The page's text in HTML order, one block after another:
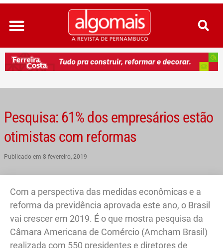
Ir
para
conteúdo
Pesquisa: 61% dos empresários estão
otimistas com reformas
Publicado em 8 fevereiro, 2019
Com a perspectiva das medidas econômicas e a
reforma da previdência aprovada este ano, o Brasil
vai crescer em 2019. É o que mostra pesquisa da
Câmara Americana de Comércio (Amcham Brasil)
realizada com 550 presidentes e diretores de